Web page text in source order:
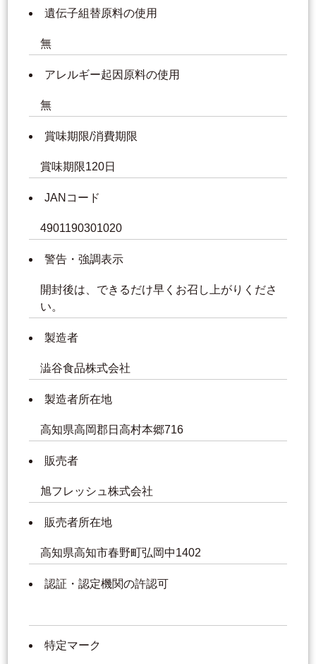
遺伝子組替原料の使用
無
アレルギー起因原料の使用
無
賞味期限/消費期限
賞味期限120日
JANコード
4901190301020
警告・強調表示
開封後は、できるだけ早くお召し上がりくださ
い。
製造者
澁谷食品株式会社
製造者所在地
高知県高岡郡日高村本郷716
販売者
旭フレッシュ株式会社
販売者所在地
高知県高知市春野町弘岡中1402
認証・認定機関の許認可
特定マーク